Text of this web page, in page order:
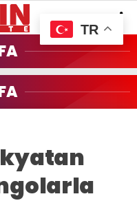
TR